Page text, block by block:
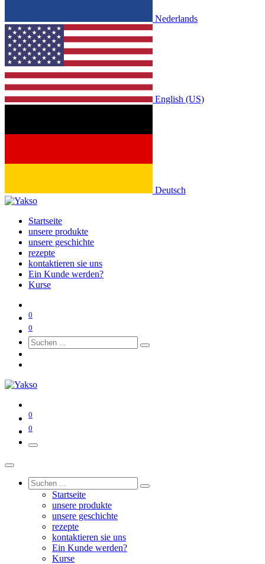
Nederlands
English (US)
Deutsch
Startseite
unsere produkte
unsere geschichte
rezepte
kontaktieren sie uns
Ein Kunde werden?
Kurse
0
0
0
0
Startseite
unsere produkte
unsere geschichte
rezepte
kontaktieren sie uns
Ein Kunde werden?
Kurse